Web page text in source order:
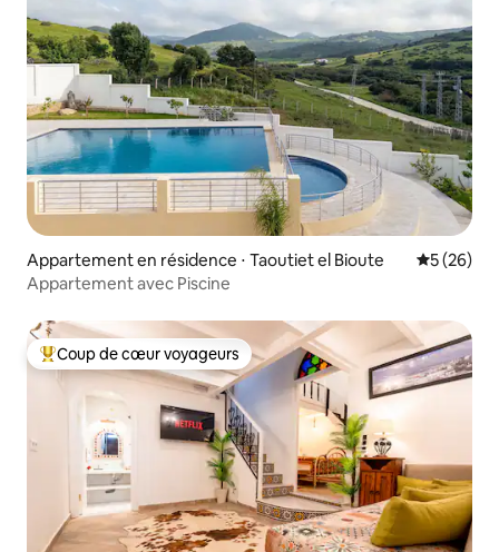
Appartement en résidence ⋅ Taoutiet el Bioute
5 (26)
Appartement avec Piscine
Coups de cœur voyageurs les plus appréciés
Coup de cœur voyageurs